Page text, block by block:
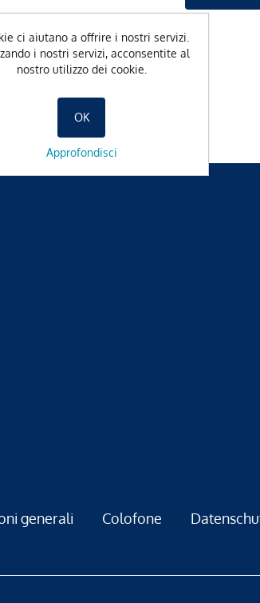
generali Colofone
ci aiutano a offrire i nostri servizi.
i nostri servizi, acconsentite al
nostro utilizzo dei cookie.
OK
Approfondisci